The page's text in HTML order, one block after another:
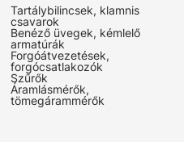
Tartálybilincsek, klamnis
csavarok
Benéző üvegek, kémlelő
armatúrák
Forgóátvezetések,
forgócsatlakozók
Szűrők
Áramlásmérők,
tömegárammérők